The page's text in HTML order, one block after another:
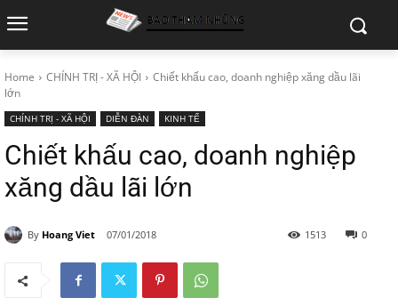
Home CHÍNH TRỊ - XÃ HỘI
Chiết khấu cao, doanh nghiệp xăng dầu lãi
lớn
CHÍNH TRỊ - XÃ HỘI DIỄN ĐÀN KINH TẾ
Chiết khấu cao, doanh nghiệp
xăng dầu lãi lớn
By Hoang Viet 07/01/2018 0
1513